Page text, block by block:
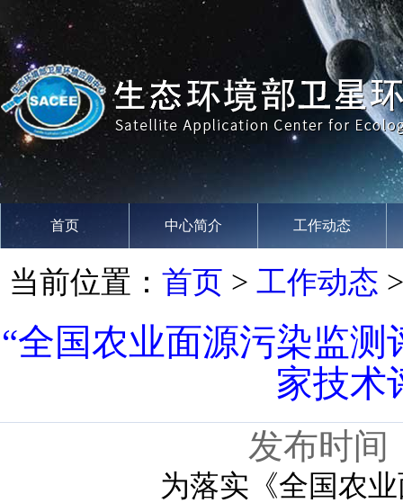
首页 中心简介 工作动态
当前位置： 首页 > 工作动态
“全国农业面源污染监
家技术
发布时间
为落实《全国农业